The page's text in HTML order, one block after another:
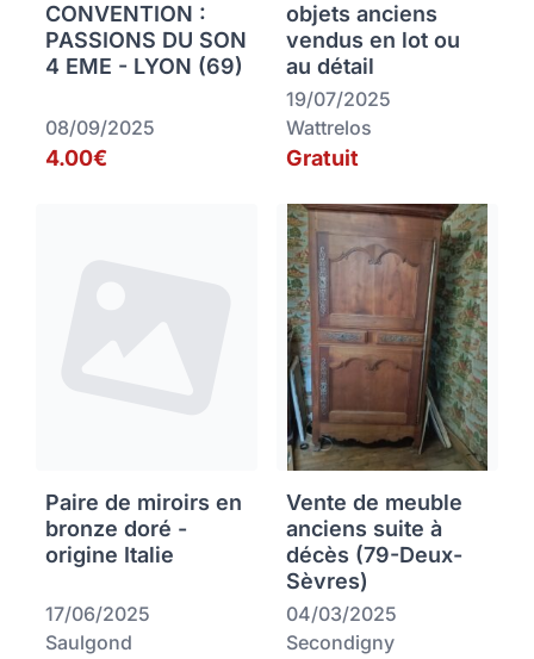
CONVENTION :
PASSIONS DU SON
4 EME - LYON (69)
08/09/2025
4.00€
objets anciens
vendus en lot ou
au détail
19/07/2025
Wattrelos
Gratuit
Paire de miroirs en
bronze doré -
origine Italie
17/06/2025
Saulgond
Vente de meuble
anciens suite à
décès (79-Deux-
Sèvres)
04/03/2025
Secondigny